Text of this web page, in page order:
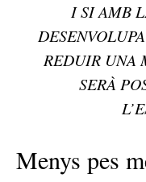
I SI AMB
REDUIR UNA
SERÀ
Menys pes